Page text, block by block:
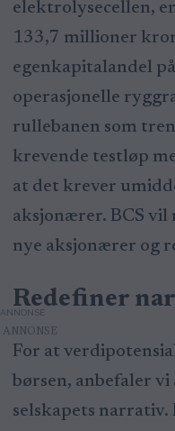
elektrolysecellen,
133,7 millioner
egenkapitalandel
operasjonelle
rullebanen som
krevende testløp
at det krever
aksjonærer. BCS vil
nye aksjonærer og
Redefiner
ANNONSE
For at
børsen, anbefaler
selskapets